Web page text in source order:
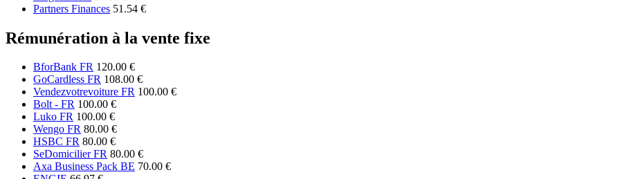
Partners Finances 51.54 €
Rémunération à la vente fixe
BforBank FR 120.00 €
GoCardless FR 108.00 €
Vendezvotrevoiture FR 100.00 €
Bolt - FR 100.00 €
Luko FR 100.00 €
Wengo FR 80.00 €
HSBC FR 80.00 €
SeDomicilier FR 80.00 €
Axa Business Pack BE 70.00 €